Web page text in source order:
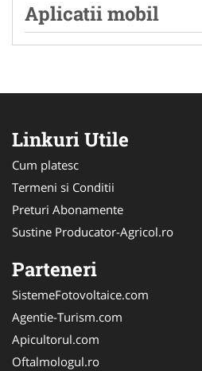
Aplicatii mobil
Linkuri Utile
Cum platesc
Termeni si Conditii
Preturi Abonamente
Sustine Producator-Agricol.ro
Parteneri
SistemeFotovoltaice.com
Agentie-Turism.com
Apicultorul.com
Oftalmologul.ro